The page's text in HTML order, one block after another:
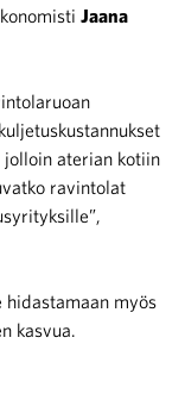
Jaana
jolloin aterian kotiin
ravintolat
hidastamaan myös
kasvua.